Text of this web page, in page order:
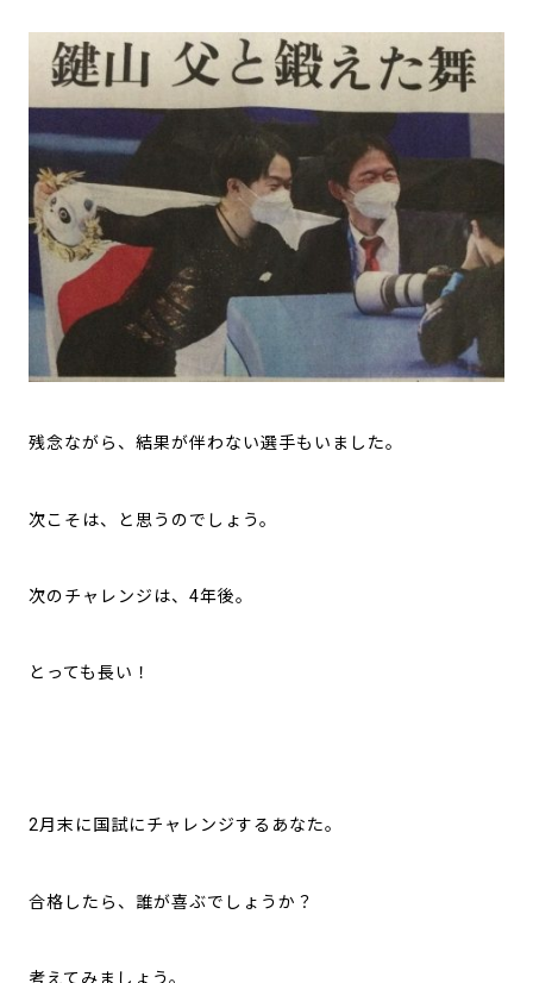
残念ながら、結果が伴わない選手もいました。
次こそは、と思うのでしょう。
次のチャレンジは、4年後。
とっても長い！
2月末に国試にチャレンジするあなた。
合格したら、誰が喜ぶでしょうか？
考えてみましょう。